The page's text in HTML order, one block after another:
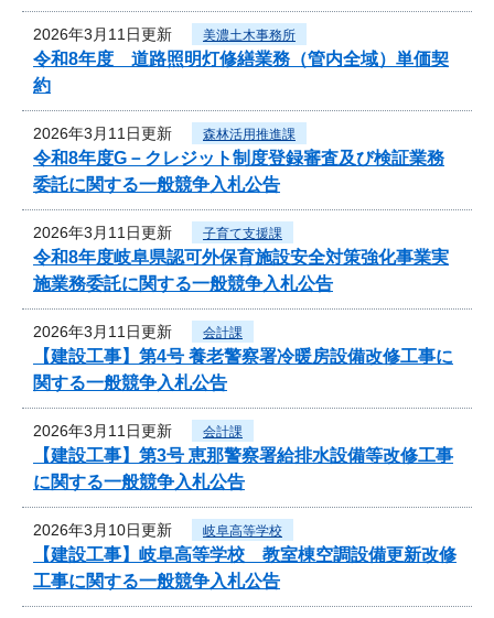
2026年3月11日更新 美濃土木事務所
令和8年度 道路照明灯修繕業務（管内全域）単価契
約
2026年3月11日更新 森林活用推進課
令和8年度G－クレジット制度登録審査及び検証業務
委託に関する一般競争入札公告
2026年3月11日更新 子育て支援課
令和8年度岐阜県認可外保育施設安全対策強化事業実
施業務委託に関する一般競争入札公告
2026年3月11日更新 会計課
【建設工事】第4号 養老警察署冷暖房設備改修工事に
関する一般競争入札公告
2026年3月11日更新 会計課
【建設工事】第3号 恵那警察署給排水設備等改修工事
に関する一般競争入札公告
2026年3月10日更新 岐阜高等学校
【建設工事】岐阜高等学校 教室棟空調設備更新改修
工事に関する一般競争入札公告